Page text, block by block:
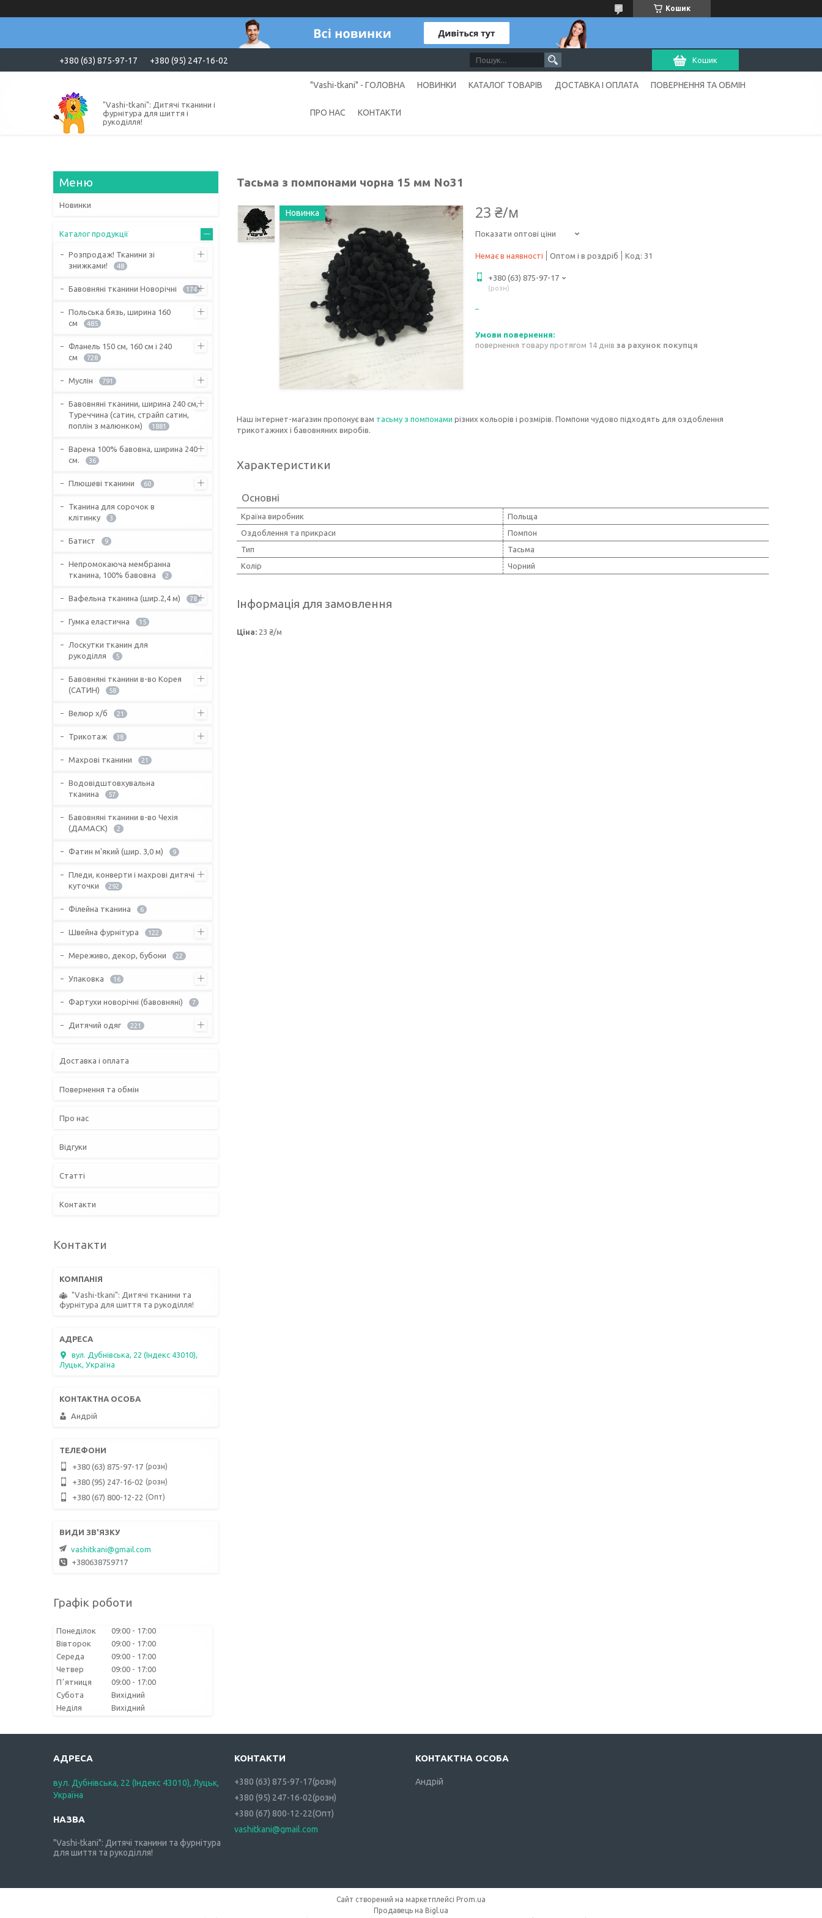
Кошик
+380 (63) 875-97-17 +380 (95) 247-16-02 Кошик
"Vashi-tkani": Дитячі тканини і
фурнітура для шиття і
рукоділля!
"Vashi-tkani" - ГОЛОВНА НОВИНКИ КАТАЛОГ ТОВАРІВ ДОСТАВКА І ОПЛАТА ПОВЕРНЕННЯ ТА ОБМІН
ПРО НАС КОНТАКТИ
Тасьма з помпонами чорна 15 мм No31
Новинка 23 ₴/м
Показати оптові ціни
Немає в наявності Оптом і в роздріб Код: 31
+380 (63) 875-97-17
розн
повернення товару протягом 14 днів за рахунок покупця
Наш інтернет-магазин пропонує вам тасьму з помпонами різних кольорів і розмірів. Помпони чудово підходять для оздоблення
трикотажних і бавовняних виробів.
Характеристики
Основні
Країна виробник
Польща
Оздоблення та прикраси
Помпон
Тип
Тасьма
Колір
Чорний
Інформація для замовлення
Ціна: 23 ₴/м
Новинки
Каталог продукції
Розпродаж! Тканини зі
знижками!
48
Бавовняні тканини Новорічні 174
Польська бязь, ширина 160
см
485
Фланель 150 см, 160 см і 240
см
728
Муслін 791
Бавовняні тканини, ширина 240 см,
Туреччина (сатин, страйп сатин,
поплін з малюнком)
1881
Варена 100% бавовна, ширина 240
см.
36
Плюшеві тканини 60
Тканина для сорочок в
клітинку
3
Батист 9
Непромокаюча мембранна
тканина, 100% бавовна
2
Вафельна тканина (шир.2,4 м) 78
Гумка еластична 15
Лоскутки тканин для
рукоділля
5
Бавовняні тканини в-во Корея
(САТИН)
58
Велюр х/б 21
Трикотаж 38
Махрові тканини 21
Водовідштовхувальна
тканина
57
Бавовняні тканини в-во Чехія
(ДАМАСК)
2
Фатин м'який (шир. 3,0 м) 9
Пледи, конверти і махрові дитячі
куточки
292
Філейна тканина 6
Швейна фурнітура 122
Мереживо, декор, бубони 22
Упаковка 16
Фартухи новорічні (бавовняні) 7
Дитячий одяг 221
Доставка і оплата
Повернення та обмін
Про нас
Відгуки
Статті
Контакти
Контакти
"Vashi-tkani": Дитячі тканини та
фурнітура для шиття та рукоділля!
вул. Дубнівська, 22 (Індекс 43010),
Луцьк, Україна
Андрій
+380 (63) 875-97-17 розн
+380 (95) 247-16-02 розн
+380 (67) 800-12-22 Опт
vashitkani@gmail.com
+380638759717
Графік роботи
Понеділок 09:00
17:00
Вівторок
09:00
17:00
Середа
09:00
17:00
Четвер
09:00
17:00
Пʼятниця
09:00
17:00
Субота
Вихідний
Неділя
Вихідний
вул. Дубнівська, 22 (Індекс 43010), Луцьк,
Україна
"Vashi-tkani": Дитячі тканини та фурнітура
для шиття та рукоділля!
+380 (63) 875-97-17 розн
+380 (95) 247-16-02 розн
+380 (67) 800-12-22 Опт
vashitkani@gmail.com
Андрій
Сайт створений на маркетплейсі Prom.ua
Продавець на Bigl.ua